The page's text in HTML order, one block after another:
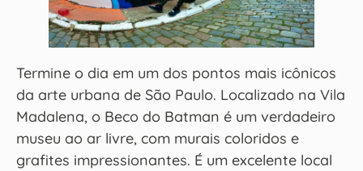
Termine o dia em um dos pontos mais icônicos
da arte urbana de São Paulo. Localizado na Vila
Madalena, o Beco do Batman é um verdadeiro
museu ao ar livre, com murais coloridos e
grafites impressionantes. É um excelente local